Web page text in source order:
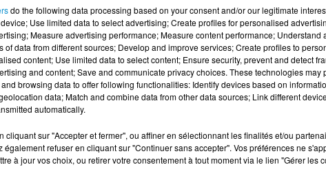
do the following data processing based on your consent and/or our legitimate
Use limited data to select advertising; Create profiles for personalised
Measure advertising performance; Measure content performance; Understand
of data from different sources; Develop and improve services; Create profiles to
content; Use limited data to select content; Ensure security, prevent and detect
and content; Save and communicate privacy choices. These technologies may
browsing data to offer following functionalities: Identify devices based on
data; Match and combine data from other data sources; Link different
automatically.
cliquant sur "Accepter et fermer", ou affiner en sélectionnant les finalités et/ou
également refuser en cliquant sur "Continuer sans accepter". Vos préférences ne
à jour vos choix, ou retirer votre consentement à tout moment via le lien "Gérer les